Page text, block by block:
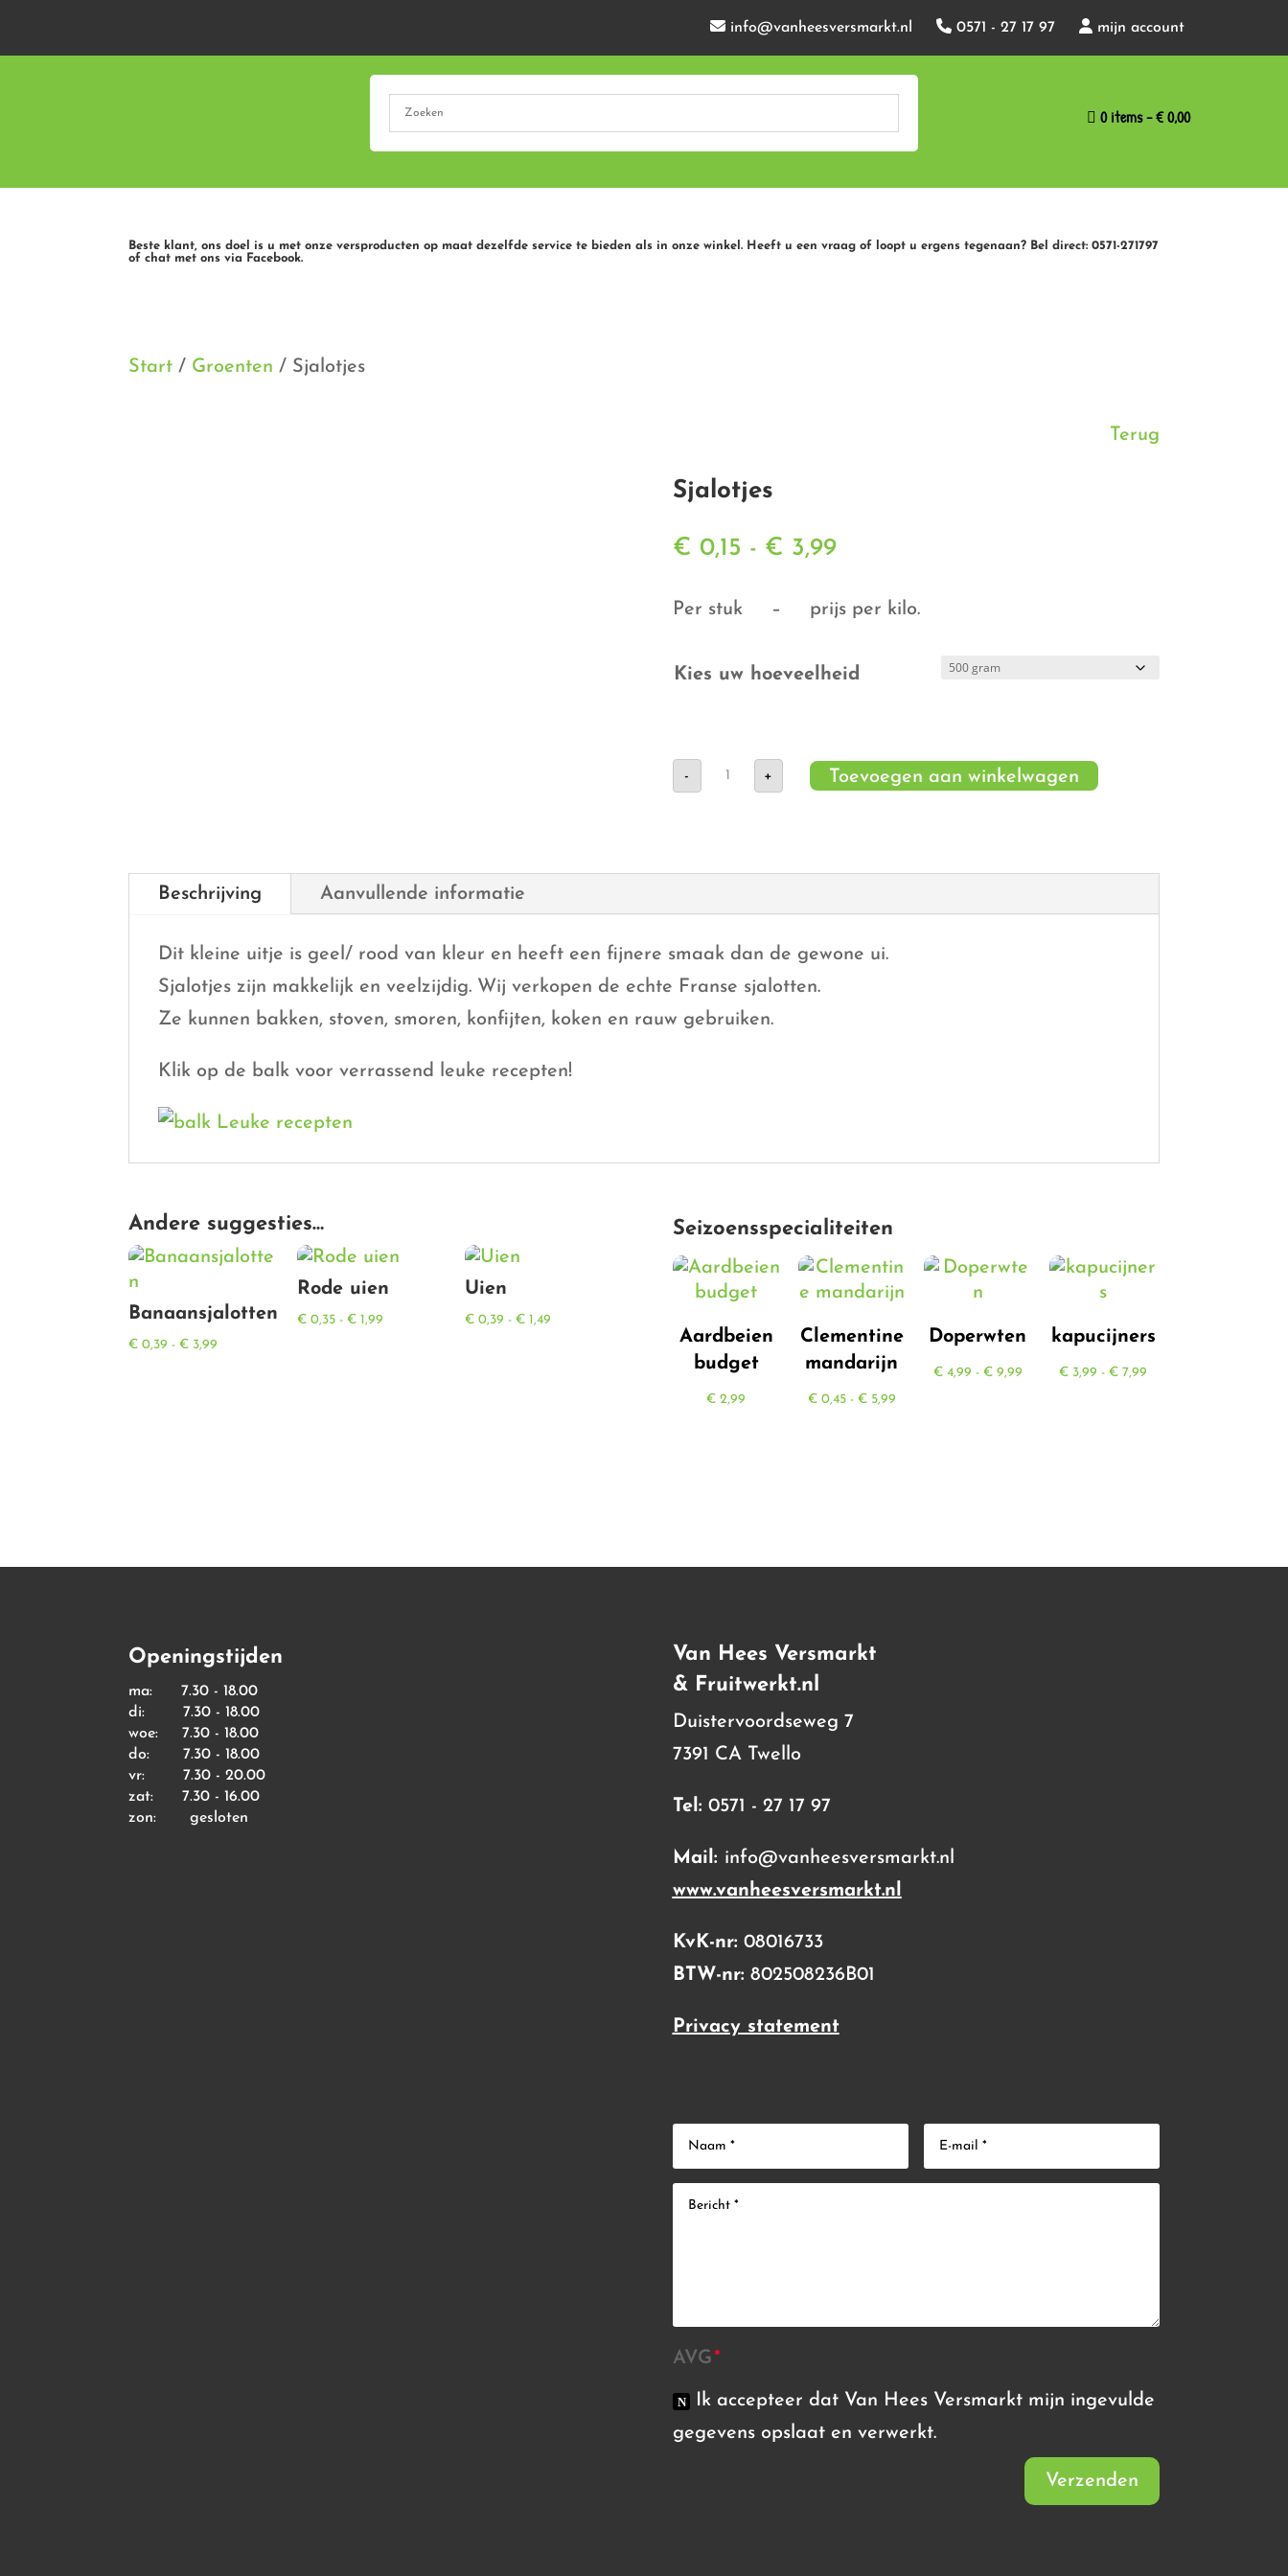
info@vanheesversmarkt.nl 0571 - 27 17 97 mijn account
0 items € 0,00
Beste klant, ons doel is u met onze versproducten op maat dezelfde service te bieden als in onze winkel. Heeft u een vraag of loopt u ergens tegenaan? Bel direct: 0571-271797
of chat met ons via Facebook.
Start / Groenten / Sjalotjes
Terug
Sjalotjes
€ 0,15 - € 3,99Prijsklasse:
tot
Per stuk – prijs per kilo.
Kies uw hoeveelheid
-
Sjalotjes
aantal
+ Toevoegen aan winkelwagen
Beschrijving Aanvullende informatie
Dit kleine uitje is geel/ rood van kleur en heeft een fijnere smaak dan de gewone ui.
Sjalotjes zijn makkelijk en veelzijdig. Wij verkopen de echte Franse sjalotten.
Ze kunnen bakken, stoven, smoren, konfijten, koken en rauw gebruiken.
Klik op de balk voor verrassend leuke recepten!
Andere suggesties…
Banaansjalotten
€ 0,39 - € 3,99
Rode uien
€0,35 - €1,99Prijsklasse:
Uien
€ 0,39 - € 1,49
Seizoensspecialiteiten
Aardbeien
budget
€ 2,99
Clementine
mandarijn
€0,45 - €5,99Prijsklasse:
Doperwten
€4,99 - €9,99Prijsklasse:
kapucijners
€ 3,99 - € 7,99
Openingstijden
ma: 7.30 - 18.00
di: 7.30 - 18.00
woe: 7.30 - 18.00
do: 7.30 - 18.00
vr: 7.30 - 20.00
zat: 7.30 - 16.00
zon: gesloten
Van Hees Versmarkt
& Fruitwerkt.nl
Duistervoordseweg 7
7391 CA Twello
Tel: 0571 - 27 17 97
Mail: info@vanheesversmarkt.nl
www.vanheesversmarkt.nl
KvK-nr: 08016733
BTW-nr: 802508236B01
Privacy statement
AVG
Ik accepteer dat Van Hees Versmarkt mijn ingevulde
gegevens opslaat en verwerkt.
Verzenden